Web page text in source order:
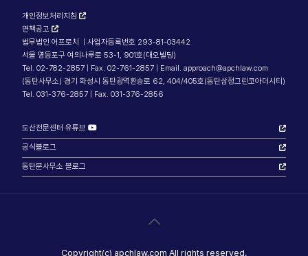
개인정보처리지침
면책공고
법무법인 어프로치 | 사업자등록번호 293-81-03442
서울 영등포구 여의나루로 53-1, 901호(대오빌딩)
Tel. 02-782-2857 | Fax. 02-761-2857 | Email. approach@apchlaw.com
(동탄사무소) 경기 화성시 동탄광역환승로 62, 404/405호(동탄삼정그린코아더시티)
Tel. 031-376-2857 | Fax. 031-376-2856
도산전문센터 유튜브
공식블로그
동탄분사무소 블로그
Copyright(c) apchlaw.com All rights reserved.